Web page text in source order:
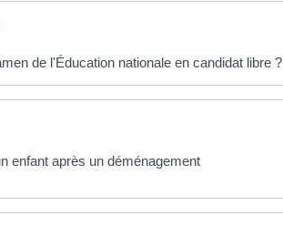
de l'Éducation nationale en candidat libre ?
enfant après un déménagement